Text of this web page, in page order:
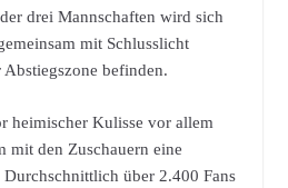
drei Mannschaften wird sich
mit Schlusslicht
befinden.
heimischer Kulisse vor allem
mit den Zuschauern eine
über 2.400 Fans